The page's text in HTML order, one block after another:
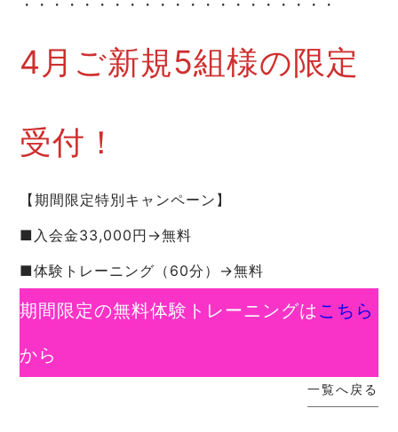
・・・・・・・・・・・・・・・・・・・・・
4月ご新規5組様の限定
受付！
【期間限定特別キャンペーン】
■入会金33,000円→無料
■体験トレーニング（60分）→無料
期間限定の無料体験トレーニングはこちら
から
一覧へ戻る